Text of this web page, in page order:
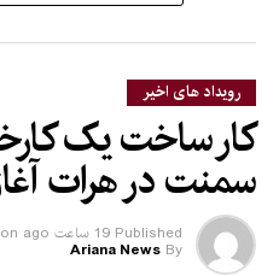
او همچنین از گسترش خدمات
مراسله داخلی را انتقال داده است.
به گفته مجاهد، ارائه خدمات تأیید
خدمات عاجل، ایجاد مرکز خدمات
منازل از دیگر اقداماتی بوده که
است.
رویداد های اخیر
کار ساخت یک
سمنت در هرات
Published 19 ساعت ago on
By
Ariana News